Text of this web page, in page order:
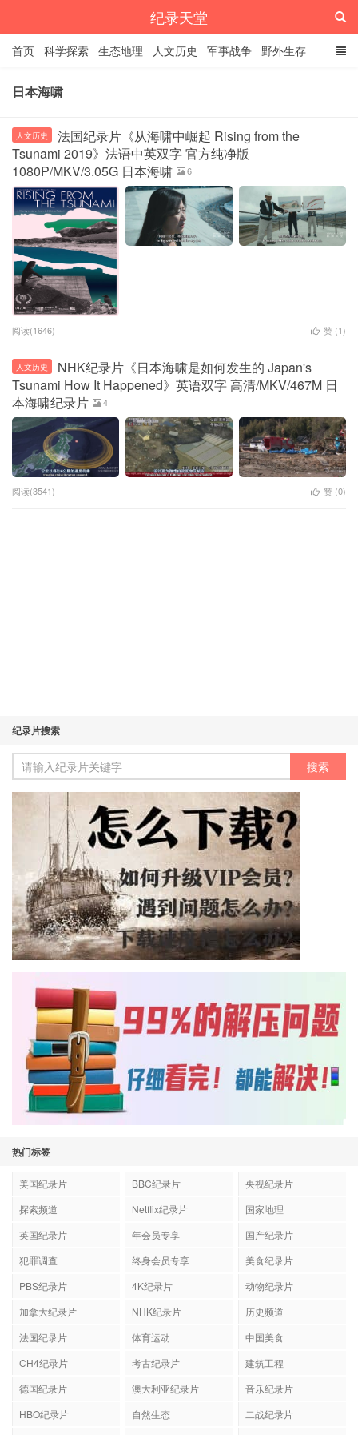
纪录天堂
首页 科学探索 生态地理 人文历史 军事战争 野外生存
经典纪录
日本海啸
人文历史
法国纪录片《从海啸中崛起 Rising from the
Tsunami 2019》法语中英双字 官方纯净版
1080P/MKV/3.05G 日本海啸
6
阅读(1646) 赞 (1)
人文历史
NHK纪录片《日本海啸是如何发生的 Japan's
Tsunami How It Happened》英语双字 高清/MKV/467M 日
本海啸纪录片
4
阅读(3541) 赞 (0)
纪录片搜索
热门标签
美国纪录片 BBC纪录片
央视纪录片
探索频道
Netflix纪录片
国家地理
英国纪录片
年会员专享
国产纪录片
犯罪调查
终身会员专享
美食纪录片
PBS纪录片
4K纪录片
动物纪录片
加拿大纪录片
NHK纪录片
历史频道
法国纪录片
体育运动
中国美食
CH4纪录片
考古纪录片
建筑工程
德国纪录片
澳大利亚纪录片
音乐纪录片
HBO纪录片
自然生态
二战纪录片